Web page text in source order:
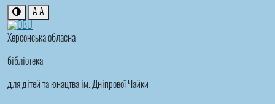
Херсонська обласна
бібліотека
для дітей та юнацтва ім. Дніпрової Чайки
A A